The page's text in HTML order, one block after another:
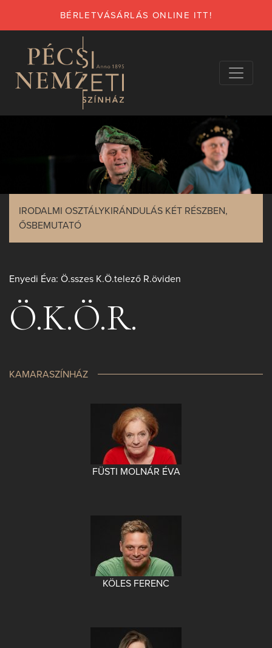
BÉRLETVÁSÁRLÁS ONLINE ITT!
IRODALMI OSZTÁLYKIRÁNDULÁS KÉT RÉSZBEN,
ŐSBEMUTATÓ
Enyedi Éva: Ö.sszes K.Ö.telező R.öviden
Ö.K.Ö.R.
KAMARASZÍNHÁZ
FÜSTI MOLNÁR ÉVA
KÖLES FERENC